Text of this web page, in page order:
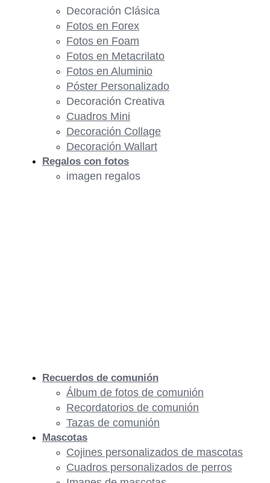
Decoración Clásica
Fotos en Forex
Fotos en Foam
Fotos en Metacrilato
Fotos en Aluminio
Póster Personalizado
Decoración Creativa
Cuadros Mini
Decoración Collage
Decoración Wallart
Regalos con fotos
imagen regalos
Recuerdos de comunión
Álbum de fotos de comunión
Recordatorios de comunión
Tazas de comunión
Mascotas
Cojines personalizados de mascotas
Cuadros personalizados de perros